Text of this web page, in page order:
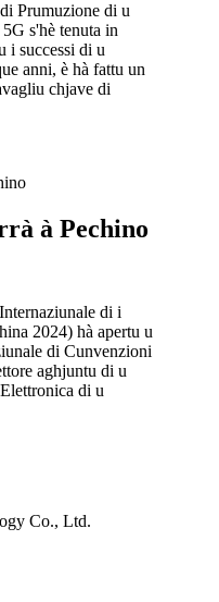
Prumuzione di u
s'hè tenuta in
i successi di u
anni, è hà fattu un
chjave di
à Pechino
di i
2024) hà apertu u
di Cunvenzioni
aghjuntu di u
di u
Co., Ltd.